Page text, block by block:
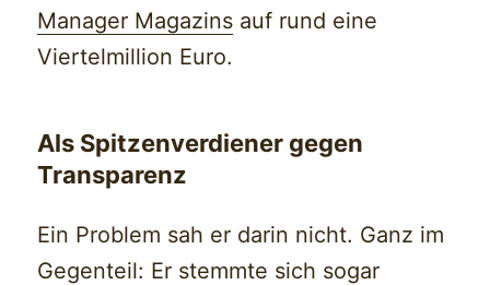
Manager Magazins auf rund eine
Viertelmillion Euro.
Als Spitzenverdiener gegen
Transparenz
Ein Problem sah er darin nicht. Ganz im
Gegenteil: Er stemmte sich sogar